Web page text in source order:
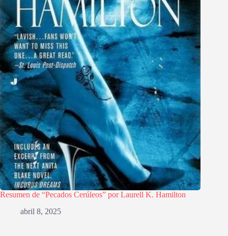
Resumen de “Pecados Cerúleos” por Laurell K. Hamilton
abril 8, 2025